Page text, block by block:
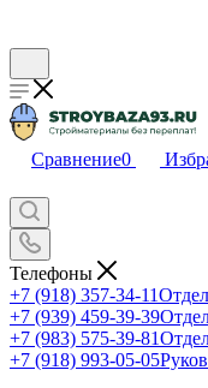
Сравнение0
Телефоны
+7 (918) 357-34-11
+7 (939) 459-39-39
+7 (983) 575-39-81
+7 (918) 993-05-05